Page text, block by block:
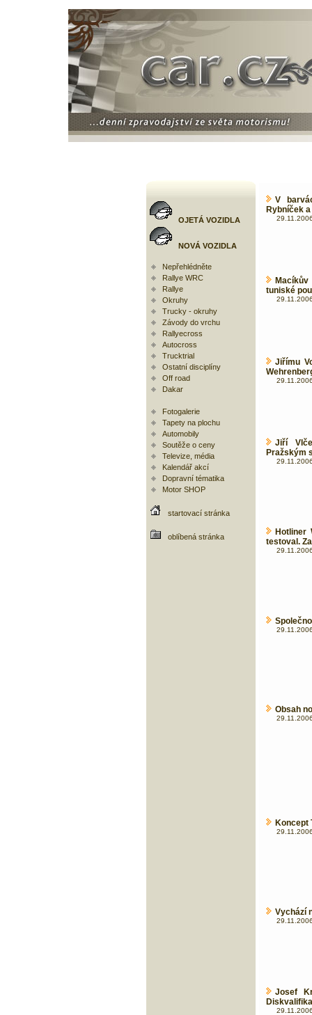
OJETÁ VOZIDLA
NOVÁ VOZIDLA
Nepřehlédněte
Rallye WRC
Rallye
Okruhy
Trucky - okruhy
Závody do vrchu
Rallyecross
Autocross
Trucktrial
Ostatní disciplíny
Off road
Dakar
Fotogalerie
Tapety na plochu
Automobily
Soutěže o ceny
Televize, média
Kalendář akcí
Dopravní tématika
Motor SHOP
startovací stránka
oblíbená stránka
V
Rybníček
tuniské
Jiřímu
Jiří
Pražským
Hotliner
testoval.
Obsah
Koncept
Vychází
Josef